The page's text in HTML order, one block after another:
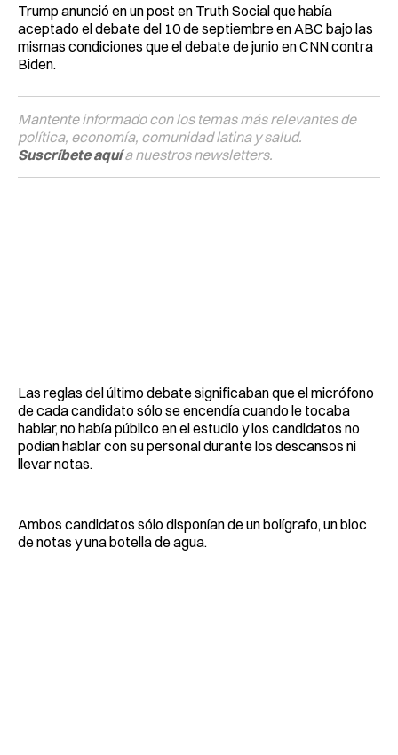
Trump anunció en un post en Truth Social que había
aceptado el debate del 10 de septiembre en ABC bajo las
mismas condiciones que el debate de junio en CNN contra
Biden.
Mantente informado con los temas más relevantes de
política, economía, comunidad latina y salud.
Suscríbete aquía nuestros newsletters.
Las reglas del último debate significaban que el micrófono
de cada candidato sólo se encendía cuando le tocaba
hablar, no había público en el estudio y los candidatos no
podían hablar con su personal durante los descansos ni
llevar notas.
Ambos candidatos sólo disponían de un bolígrafo, un bloc
de notas y una botella de agua.